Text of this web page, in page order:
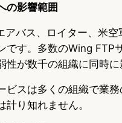
の影響範囲
バス、ロイター、米
です。多数のWing FTP
性が数千の組織に同時に
ビスは多くの組織で業
り知れません。